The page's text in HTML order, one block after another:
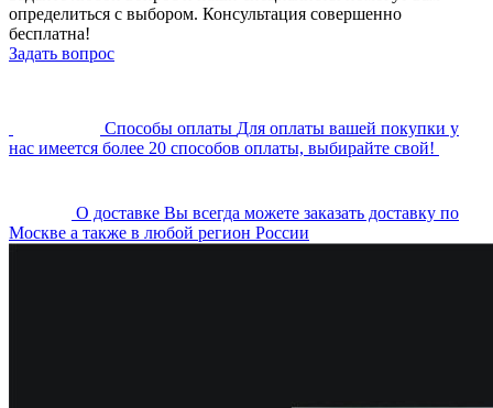
определиться с выбором. Консультация совершенно
бесплатна!
Задать вопрос
Cпособы оплаты Для оплаты вашей покупки у
нас имеется более 20 способов оплаты, выбирайте свой!
О доставке Вы всегда можете заказать доставку по
Москве а также в любой регион России